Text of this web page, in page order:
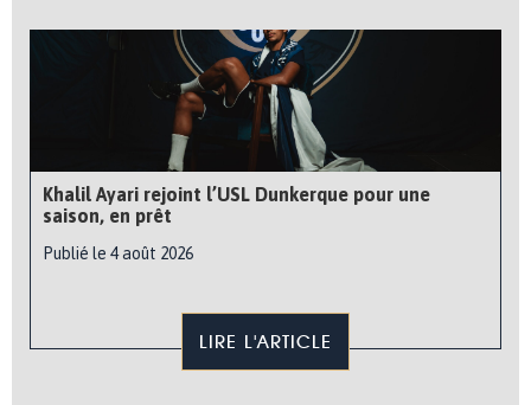
Khalil Ayari rejoint l’USL Dunkerque pour une
saison, en prêt
Publié le 4 août 2026
LIRE L'ARTICLE